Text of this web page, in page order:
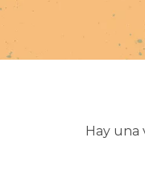
Hay una